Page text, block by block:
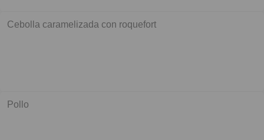
Cebolla caramelizada con roquefort
Pollo